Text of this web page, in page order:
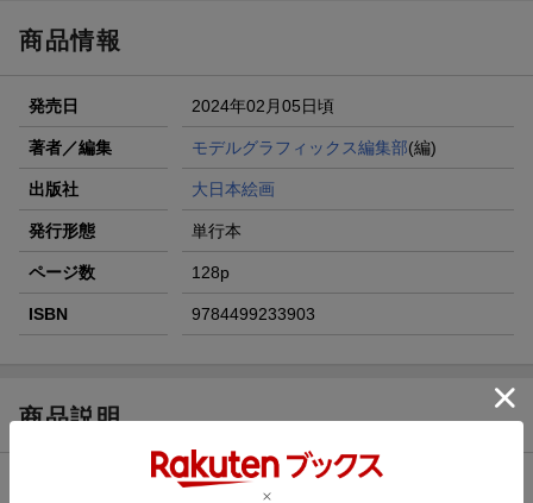
商品情報
発売日 2024年02月05日頃
著者／編集 モデルグラフィックス編集部(編)
出版社 大日本絵画
発行形態 単行本
ページ数 128p
ISBN 9784499233903
商品説明
内容紹介（JPROより）